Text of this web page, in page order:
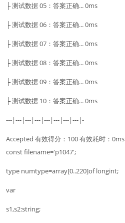
├ 测试数据 05：答案正确... 0ms
├ 测试数据 06：答案正确... 0ms
├ 测试数据 07：答案正确... 0ms
├ 测试数据 08：答案正确... 0ms
├ 测试数据 09：答案正确... 0ms
├ 测试数据 10：答案正确... 0ms
---|---|---|---|---|---|---|---|-
Accepted 有效得分：100 有效耗时：0ms
const filename='p1047';
type numtype=array[0..220]of longint;
var
s1,s2:string;